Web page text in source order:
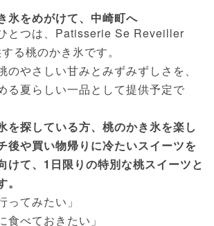
氷をめがけて、中崎町へ
とつは、Patisserie Se Reveiller
る桃のかき氷です。
のやさしい甘みとみずみずしさを、
る夏らしい一品として提供予定で
を探している方、桃のかき氷を楽し
後や買い物帰りに冷たいスイーツを
けて、1日限りの特別な桃スイーツと
ってみたい」
食べておきたい」